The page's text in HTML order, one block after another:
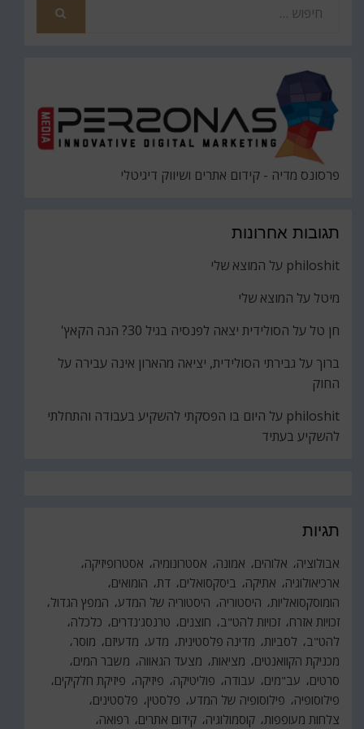
פרסונס מדיה - קידום אתרים ושיווק דיגיטלי
תגובות אחרונות
philoshit על המוצא שלי
מיטל על המוצא שלי
חן טל על הסולידית יצאה לפנסיה בגיל 30? הנה הקאץ'
ברוך על גבירתי הסולידית, יציאה מהארון אינה עבירה על
החוק
philoshit על היום בו הפסקתי להשקיע בעבודה והתחלתי
להשקיע בעתיד
תגיות
אבולוציה אלוהים אמונה אסטרונומיה
אסטרופיזיקה
ארכיאולוגיה
אתיקה ביסקסואלים דת הומואים
הומוסקסואליות היסטוריה היסטוריה של המדע המפץ הגדול
זכויות אזרח זכויות להט"ב חוצנים טרנסג'נדרים
כלכלה
להט"ב
לסביות מדינה פלסטינית מדע מדעיזם
מוסר
מכניקת הקוואנטים
מציאות מצעד הגאווה
משבר המים
סרטים
עב"מים עבודה פוליטיקה פיזיקה
פיזיקת חלקיקים
פילוסופיה
פילוסופיה של המדע פלסטין פלסטינים
צלחות מעופפות קוסמולוגיה קידום אתרים רפואה